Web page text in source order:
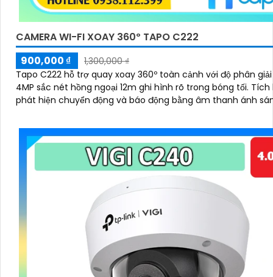
CAMERA WI-FI XOAY 360º TAPO C222
900,000 ₫
1,300,000 ₫
Tapo C222 hỗ trợ quay xoay 360º toàn cảnh với độ phân giải
4MP sắc nét hồng ngoại 12m ghi hình rõ trong bóng tối. Tích hợp AI
phát hiện chuyển động và báo động bằng âm thanh ánh